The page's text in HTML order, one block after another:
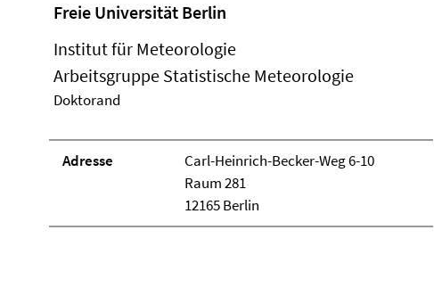
Freie Universität Berlin
Institut für Meteorologie
Arbeitsgruppe Statistische Meteorologie
Doktorand
Adresse
Carl-Heinrich-Becker-Weg 6-10
Raum 281
12165 Berlin